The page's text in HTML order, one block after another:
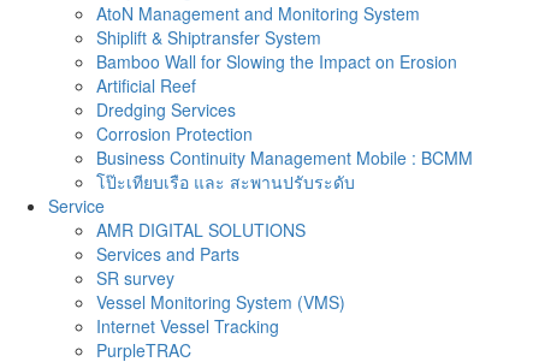
AtoN Management and Monitoring System
Shiplift & Shiptransfer System
Bamboo Wall for Slowing the Impact on Erosion
Artificial Reef
Dredging Services
Corrosion Protection
Business Continuity Management Mobile : BCMM
โป๊ะเทียบเรือ และ สะพานปรับระดับ
Service
AMR DIGITAL SOLUTIONS
Services and Parts
SR survey
Vessel Monitoring System (VMS)
Internet Vessel Tracking
PurpleTRAC